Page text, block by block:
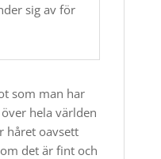
sig av för
som man har
hela världen
håret oavsett
det är fint och